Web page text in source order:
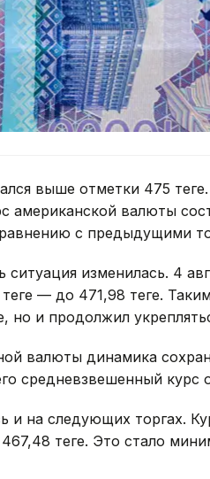
выше отметки 475
американской валюты
с предыдущими
изменилась. 4
— до 471,98 теңге.
но и продолжил
валюты динамика
средневзвешенный курс
и на следующих торгах.
теңге. Это стало